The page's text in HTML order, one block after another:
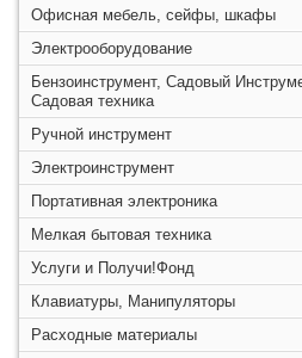
Офисная мебель, сейфы, шкафы
Электрооборудование
Бензоинструмент, Садовый
Садовая техника
Ручной инструмент
Электроинструмент
Портативная электроника
Мелкая бытовая техника
Услуги и Получи!Фонд
Клавиатуры, Манипуляторы
Расходные материалы